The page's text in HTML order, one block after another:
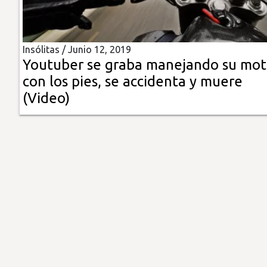
Multimedia
Impreso
Insólitas /Junio 12, 2019
Youtuber se graba manejando su
con los pies, se accidenta y muere
(Video)